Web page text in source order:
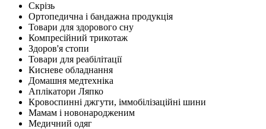
Скрізь
Ортопедична і бандажна продукція
Товари для здорового сну
Компресійний трикотаж
Здоров'я стопи
Товари для реабілітації
Кисневе обладнання
Домашня медтехніка
Аплікатори Ляпко
Кровоспинні джгути, іммобілізаційні шини
Мамам і новонародженим
Медичний одяг